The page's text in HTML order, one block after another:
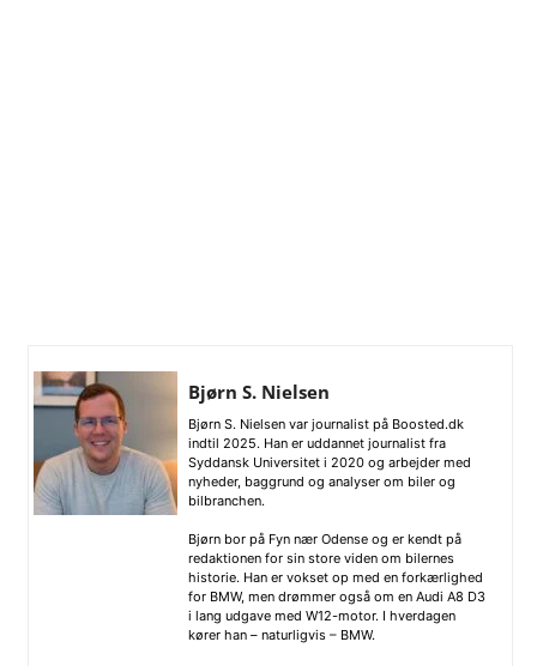
Bjørn S. Nielsen
Bjørn S. Nielsen var journalist på Boosted.dk
indtil 2025. Han er uddannet journalist fra
Syddansk Universitet i 2020 og arbejder med
nyheder, baggrund og analyser om biler og
bilbranchen.
Bjørn bor på Fyn nær Odense og er kendt på
redaktionen for sin store viden om bilernes
historie. Han er vokset op med en forkærlighed
for BMW, men drømmer også om en Audi A8 D3
i lang udgave med W12-motor. I hverdagen
kører han – naturligvis – BMW.